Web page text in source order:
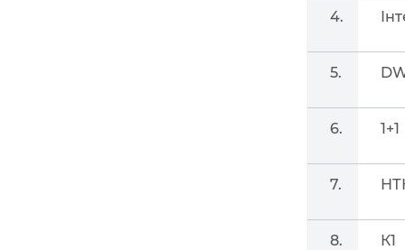
4.
5.
6. 1+1
7.
8. К1